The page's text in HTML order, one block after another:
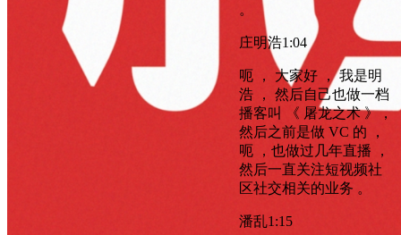
。
庄明浩1:04
呃 ， 大家好 ， 我是明
浩 ， 然后自己也做一档
播客叫 《 屠龙之术 》，
然后之前是做 VC 的 ，
呃 ，也做过几年直播 ，
然后一直关注短视频社
区社交相关的业务 。
潘乱1:15